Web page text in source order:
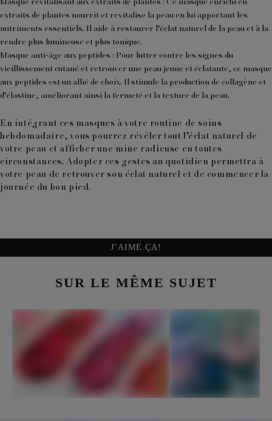
extraits de plantes nourrit et revitalise la peau en lui apportant les
nutriments essentiels. Il aide à restaurer l’éclat naturel de la peau et à la
rendre plus lumineuse et plus tonique.
Masque anti-âge aux peptides : Pour lutter contre les signes du
vieillissement cutané et retrouver une peau jeune et éclatante, ce masque
aux peptides est un allié de choix. Il stimule la production de collagène et
d’élastine, améliorant ainsi la fermeté et la texture de la peau.
En intégrant ces masques à votre routine de soins
hebdomadaire, vous pourrez révéler tout l’éclat naturel de
votre peau et afficher une mine radieuse en toutes
circonstances. Adopter ces gestes au quotidien permettra à
votre peau de retrouver son éclat naturel et de commencer la
journée du bon pied.
J’AIME ÇA!
SUR LE MÊME SUJET